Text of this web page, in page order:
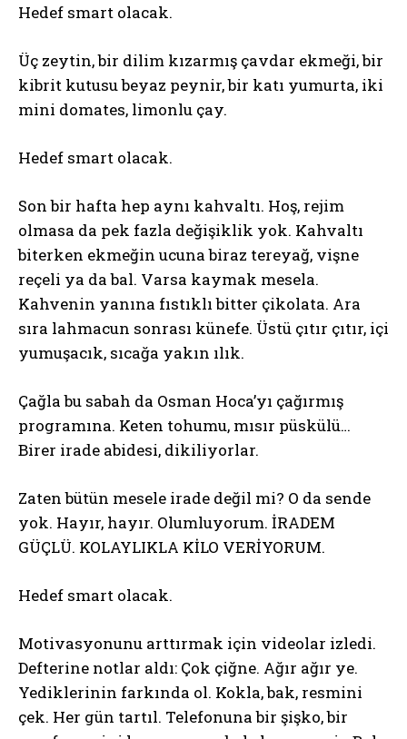
Hedef smart olacak.
Üç zeytin, bir dilim kızarmış çavdar ekmeği, bir
kibrit kutusu beyaz peynir, bir katı yumurta, iki
mini domates, limonlu çay.
Hedef smart olacak.
Son bir hafta hep aynı kahvaltı. Hoş, rejim
olmasa da pek fazla değişiklik yok. Kahvaltı
biterken ekmeğin ucuna biraz tereyağ, vişne
reçeli ya da bal. Varsa kaymak mesela.
Kahvenin yanına fıstıklı bitter çikolata. Ara
sıra lahmacun sonrası künefe. Üstü çıtır çıtır, içi
yumuşacık, sıcağa yakın ılık.
Çağla bu sabah da Osman Hoca’yı çağırmış
programına. Keten tohumu, mısır püskülü…
Birer irade abidesi, dikiliyorlar.
Zaten bütün mesele irade değil mi? O da sende
yok. Hayır, hayır. Olumluyorum. İRADEM
GÜÇLÜ. KOLAYLIKLA KİLO VERİYORUM.
Hedef smart olacak.
Motivasyonunu arttırmak için videolar izledi.
Defterine notlar aldı: Çok çiğne. Ağır ağır ye.
Yediklerinin farkında ol. Kokla, bak, resmini
çek. Her gün tartıl. Telefonuna bir şişko, bir